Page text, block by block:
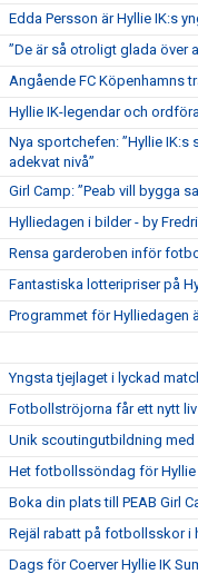
Edda Persson är Hyllie IK:s
”De är så otroligt glada över
Angående FC Köpenhamns
Hyllie IK-legendar och
Nya sportchefen: ”Hyllie IK:s
adekvat nivå”
Girl Camp: ”Peab vill bygga
Hylliedagen i bilder - by
Rensa garderoben inför
Fantastiska lotteripriser på
Programmet för Hylliedagen
Yngsta tjejlaget i lyckad
Fotbollströjorna får ett nytt
Unik scoutingutbildning med
Het fotbollssöndag för
Boka din plats till PEAB Girl
Rejäl rabatt på fotbollsskor i
Dags för Coerver Hyllie IK